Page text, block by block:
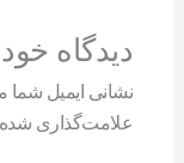
دیدگاه‌
نشانی ایمیل شما
علامت‌گذاری